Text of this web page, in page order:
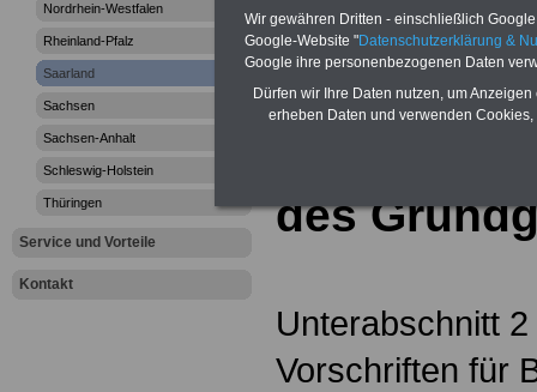
Nordrhein-Westfalen
Rheinland-Pfalz
Saarland
Sachsen
Sachsen-Anhalt
Schleswig-Holstein
Thüringen
Service und Vorteile
Kontakt
des
Unterabschnitt 2
Vorschriften für
Wir gewähren Dritten - einschließlich
Google-Website "Datenschutzerklärung &
Google ihre personenbezogenen Daten
Dürfen wir Ihre Daten nutzen, um
erheben Daten und verwenden